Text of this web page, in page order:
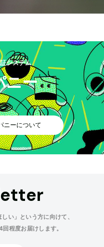
システム
ニー
ニーについて
い」という方に向けて、
程度お届けします。